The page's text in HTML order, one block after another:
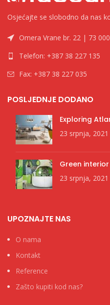
Osjećajte se slobodno da nas
Omera Vrane br. 22 | 73
Telefon: +387 38 227 135
Fax: +387 38 227 035
POSLJEDNJE DODANO
Exploring
23 srpnja, 2021
Green
23 srpnja, 2021
UPOZNAJTE NAS
O nama
Kontakt
Reference
Zašto kupiti kod nas?